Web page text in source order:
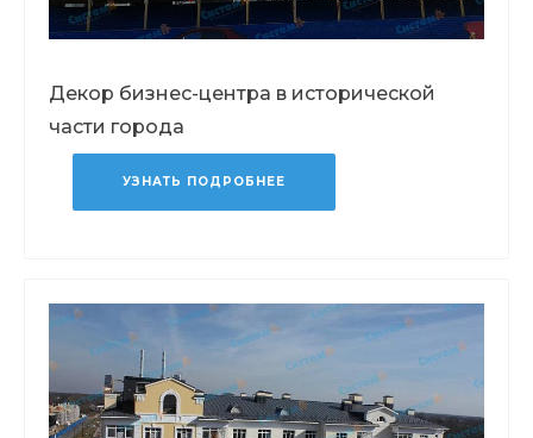
Декор бизнес-центра в исторической
части города
УЗНАТЬ ПОДРОБНЕЕ